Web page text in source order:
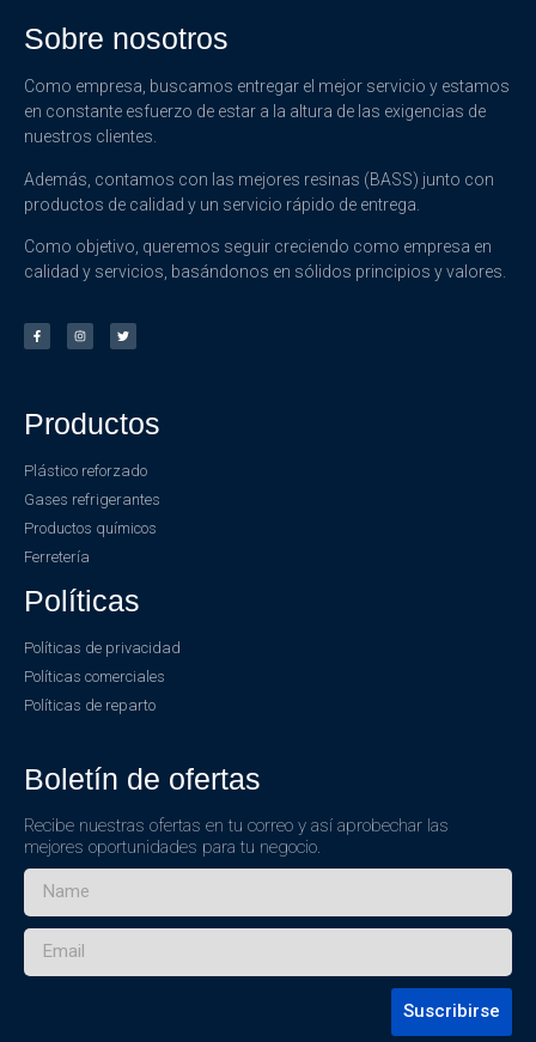
Sobre nosotros
Como empresa, buscamos entregar el mejor servicio y estamos
en constante esfuerzo de estar a la altura de las exigencias de
nuestros clientes.
Además, contamos con las mejores resinas (BASS) junto con
productos de calidad y un servicio rápido de entrega.
Como objetivo, queremos seguir creciendo como empresa en
calidad y servicios, basándonos en sólidos principios y valores.
Productos
Plástico reforzado
Gases refrigerantes
Productos químicos
Ferretería
Políticas
Políticas de privacidad
Políticas comerciales
Políticas de reparto
Boletín de ofertas
Recibe nuestras ofertas en tu correo y así aprobechar las
mejores oportunidades para tu negocio.
Suscribirse